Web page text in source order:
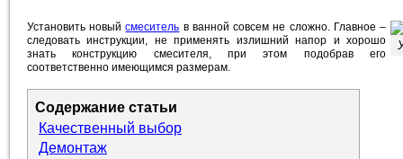
Установить новыйсмеситель в ванной совсем не сложно. Главное –
следовать инструкции, не применять излишний напор и хорошо
знать конструкцию смесителя, при этом подобрав его
соответственно имеющимся размерам.
Содержание статьи
Качественный выбор
Демонтаж